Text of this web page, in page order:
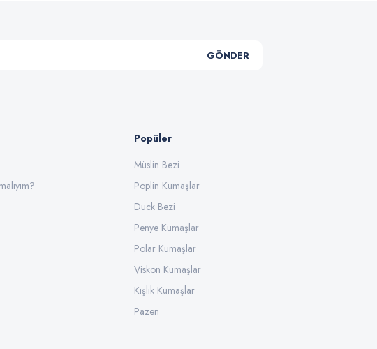
GÖNDER
Popüler
Müslin Bezi
Poplin Kumaşlar
Duck Bezi
Penye Kumaşlar
Polar Kumaşlar
Viskon Kumaşlar
Kışlık Kumaşlar
Pazen